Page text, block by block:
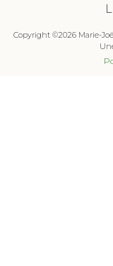
Copyright ©2026 Marie-